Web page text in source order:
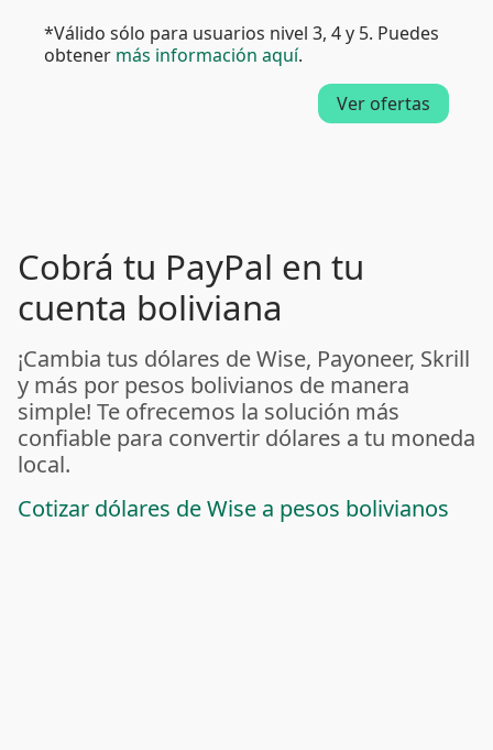
*Válido sólo para usuarios nivel 3, 4 y 5. Puedes
obtener más información aquí.
Ver ofertas
Cobrá tu PayPal en tu
cuenta boliviana
¡Cambia tus dólares de Wise, Payoneer, Skrill
y más por pesos bolivianos de manera
simple! Te ofrecemos la solución más
confiable para convertir dólares a tu moneda
local.
Cotizar dólares de Wise a pesos bolivianos